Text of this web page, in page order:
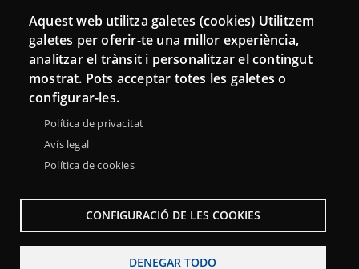
Conecta
Contacto
Hemeroteca
Aquest web utilitza galetes (cookies) Utilitzem
galetes per oferir-te una millor experiència,
analitzar el trànsit i personalitzar el contingut
mostrat. Pots acceptar totes les galetes o
configurar-les.
Política de privacitat
Avís legal
Política de cookies
CONFIGURACIÓ DE LES COOKIES
DENEGAR TODO